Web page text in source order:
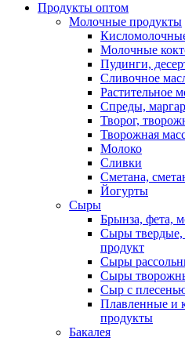
Продукты оптом
Молочные продукты
Молочные
Пудинги,
Сливочное
Растительное
Спреды,
Творог,
Творожная
Молоко
Сливки
Сметана,
Йогурты
Сыры
Брынза, фета,
Сыры твердые,
продукт
Сыры
Сыры
Сыр с
Плавленные и
продукты
Бакалея